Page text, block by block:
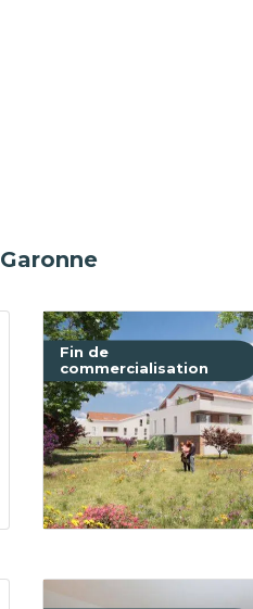
Fin de
commercialisation